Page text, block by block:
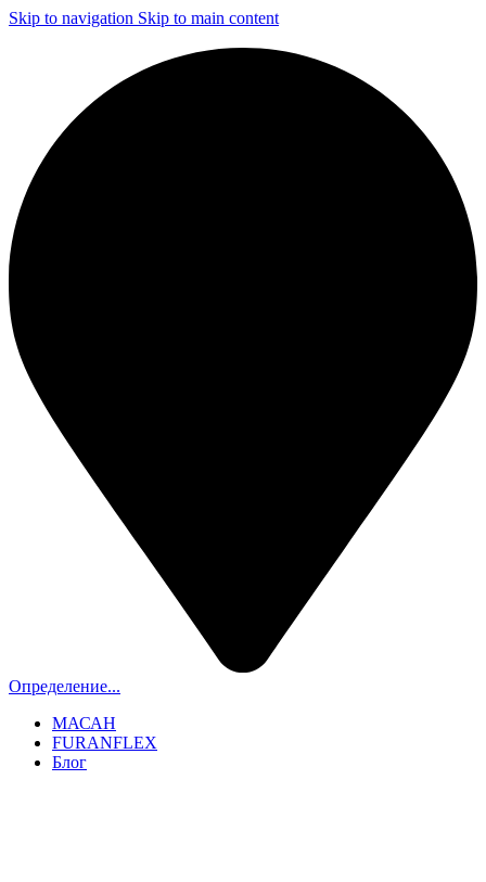
Skip to navigation Skip to main content
Определение...
МАСАН
FURANFLEX
Блог